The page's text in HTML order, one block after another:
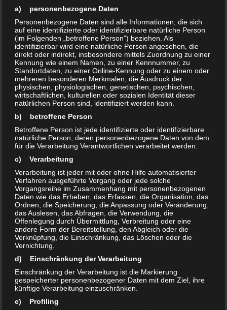
Insbesondere in der Krankenpflege, in
Behinderteneinrichtungen oder der Altenpflege müssen
regelmäßigbesondere Hygienemaßnahmendurchgeführt
werden, weil in diesen Bereichen eben auch die
gefährdeten Risikogruppenzu finden sind. Die richtigen
Hygieneplänein Kombination mit geeigneten
Hygienereinigernund einem umsichtigen Umgang
miteinander kann Leben schützen. Mehr aber nicht.
HygienereinigerPES Alkohol
ProundPlusmit
Peressigsäure
weisen einen
relativ geringen
Alkoholgehalt auf und sind
hochwirksam. Sie
neutralisieren Uringeruch,
Schweissgeruch,
Blutflecken, Weinflecken
u.a.. Direkt
sie gut ab und sind darüber
hinaus bei Hautkontakt auch gut hautverträglich.
a) personenbezogene Daten
Personenbezogene Daten sind alle Informationen, die sich
auf eine identifizierte oder identifizierbare natürliche Person
(im Folgenden „betroffene Person") beziehen. Als
identifizierbar wird eine natürliche Person angesehen, die
direkt oder indirekt, insbesondere mittels Zuordnung zu einer
Kennung wie einem Namen, zu einer Kennnummer, zu
Standortdaten, zu einer Online-Kennung oder zu einem oder
mehreren besonderen Merkmalen, die Ausdruck der
physischen, physiologischen, genetischen, psychischen,
wirtschaftlichen, kulturellen oder sozialen Identität dieser
natürlichen Person sind, identifiziert werden kann.
b) betroffene Person
Betroffene Person ist jede identifizierte oder identifizierbare
natürliche Person, deren personenbezogene Daten von dem
für die Verarbeitung Verantwortlichen verarbeitet werden.
c) Verarbeitung
Verarbeitung ist jeder mit oder ohne Hilfe automatisierter
Verfahren ausgeführte Vorgang oder jede solche
Vorgangsreihe im Zusammenhang mit personenbezogenen
Daten wie das Erheben, das Erfassen, die Organisation, das
Ordnen, die Speicherung, die Anpassung oder Veränderung,
das Auslesen, das Abfragen, die Verwendung, die
Offenlegung durch Übermittlung, Verbreitung oder eine
andere Form der Bereitstellung, den Abgleich oder die
Verknüpfung, die Einschränkung, das Löschen oder die
Vernichtung.
d) Einschränkung der Verarbeitung
Einschränkung der Verarbeitung ist die Markierung
gespeicherter personenbezogener Daten mit dem Ziel, ihre
künftige Verarbeitung einzuschränken.
e) Profiling